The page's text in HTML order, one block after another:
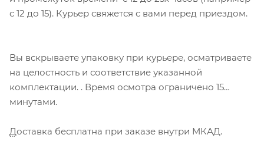
с 12 до 15). Курьер свяжется с вами перед приездом.
Вы вскрываете упаковку при курьере, осматриваете
на целостность и соответствие указанной
комплектации. . Время осмотра ограничено 15
минутами.
Доставка бесплатна при заказе внутри МКАД.